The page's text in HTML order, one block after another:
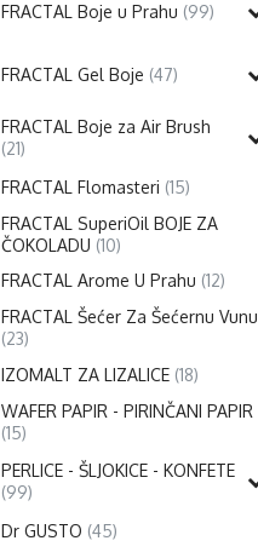
FRACTAL Boje u Prahu (99)
FRACTAL Gel Boje (47)
FRACTAL Boje za Air Brush
(21)
FRACTAL Flomasteri (15)
FRACTAL SuperiOil BOJE ZA
ČOKOLADU (10)
FRACTAL Arome U Prahu (12)
FRACTAL Šećer Za Šećernu Vunu
(23)
IZOMALT ZA LIZALICE (18)
WAFER PAPIR - PIRINČANI PAPIR
(15)
PERLICE - ŠLJOKICE - KONFETE
(99)
Dr GUSTO (45)